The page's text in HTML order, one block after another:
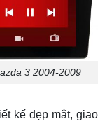
3 2004-2009
kế đẹp mắt, giao